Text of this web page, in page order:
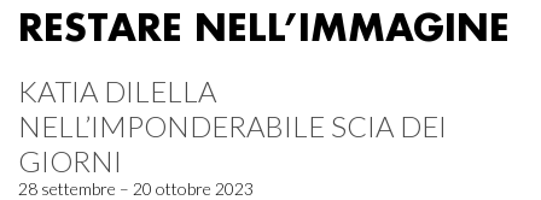
RESTARE NELL’IMMAGINE
KATIA DILELLA
NELL’IMPONDERABILE SCIA DEI
GIORNI
28 settembre – 20 ottobre 2023